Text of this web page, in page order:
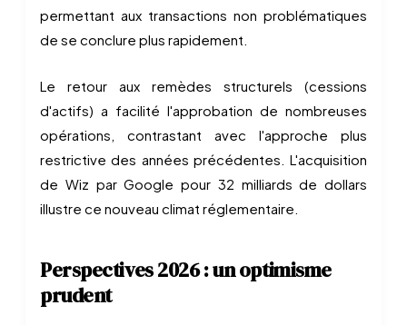
permettant aux transactions non problématiques
de se conclure plus rapidement.
Le retour aux remèdes structurels (cessions
d'actifs) a facilité l'approbation de nombreuses
opérations, contrastant avec l'approche plus
restrictive des années précédentes. L'acquisition
de Wiz par Google pour 32 milliards de dollars
illustre ce nouveau climat réglementaire.
Perspectives 2026 : un optimisme
prudent